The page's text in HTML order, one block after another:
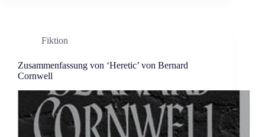
Fiktion
Zusammenfassung von ‘Heretic’ von Bernard
Cornwell